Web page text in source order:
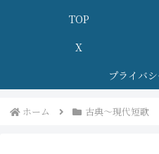
TOP
X
プライバ
ホーム 古典～現代短歌